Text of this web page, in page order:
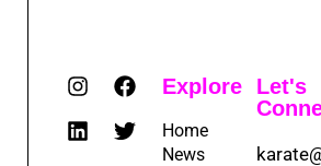
Explore
Home
News
Let's